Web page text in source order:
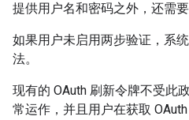
提供用户名和密码之外，还需
如果用户未启用两步验证，系
法。
现有的 OAuth 刷新令牌不受此
常运作，并且用户在获取